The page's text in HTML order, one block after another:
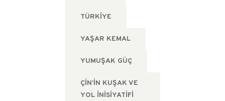
TÜRKIYE
YAŞAR KEMAL
YUMUŞAK GÜÇ
ÇIN’IN KUŞAK VE
YOL İNISIYATIFI